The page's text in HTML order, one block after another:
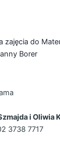
zajęcia do
Borer
i Oliwia
3738 7717